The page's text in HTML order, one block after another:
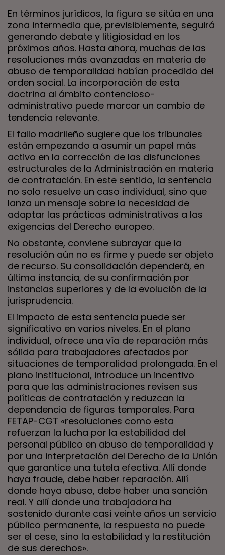
En términos jurídicos, la figura se sitúa en una
zona intermedia que, previsiblemente, seguirá
generando debate y litigiosidad en los
próximos años. Hasta ahora, muchas de las
resoluciones más avanzadas en materia de
abuso de temporalidad habían procedido del
orden social. La incorporación de esta
doctrina al ámbito contencioso-
administrativo puede marcar un cambio de
tendencia relevante.
El fallo madrileño sugiere que los tribunales
están empezando a asumir un papel más
activo en la corrección de las disfunciones
estructurales de la Administración en materia
de contratación. En este sentido, la sentencia
no solo resuelve un caso individual, sino que
lanza un mensaje sobre la necesidad de
adaptar las prácticas administrativas a las
exigencias del Derecho europeo.
No obstante, conviene subrayar que la
resolución aún no es firme y puede ser objeto
de recurso. Su consolidación dependerá, en
última instancia, de su confirmación por
instancias superiores y de la evolución de la
jurisprudencia.
El impacto de esta sentencia puede ser
significativo en varios niveles. En el plano
individual, ofrece una vía de reparación más
sólida para trabajadores afectados por
situaciones de temporalidad prolongada. En el
plano institucional, introduce un incentivo
para que las administraciones revisen sus
políticas de contratación y reduzcan la
dependencia de figuras temporales. Para
FETAP-CGT «resoluciones como esta
refuerzan la lucha por la estabilidad del
personal público en abuso de temporalidad y
por una interpretación del Derecho de la Unión
que garantice una tutela efectiva. Allí donde
haya fraude, debe haber reparación. Allí
donde haya abuso, debe haber una sanción
real. Y allí donde una trabajadora ha
sostenido durante casi veinte años un servicio
público permanente, la respuesta no puede
ser el cese, sino la estabilidad y la restitución
de sus derechos».